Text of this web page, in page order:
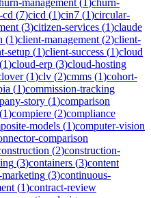
cd (7)cicd (1)cin7 (1)circular-
(3)citizen-services (1)claude
(1)client-management (2)client-
setup (1)client-success (1)cloud
(1)cloud-erp (3)cloud-hosting
(1)clv (2)cmms (1)cohort-
(1)commission-tracking
story (1)comparison
(1)compiere (2)compliance
models (1)computer-vision
comparison
(2)construction-
(3)containers (3)content
(3)continuous-
(1)contract-review